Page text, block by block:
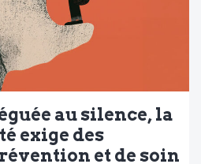
au silence, la
exige des
et de soin